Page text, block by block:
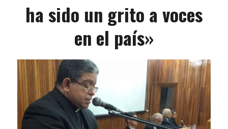
ha sido un grito a voces
en el país»